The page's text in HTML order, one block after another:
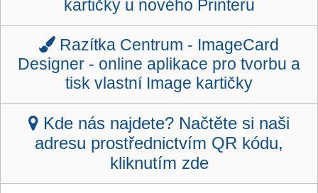
kartičky u nového Printeru
Razítka Centrum - ImageCard
Designer - online aplikace pro tvorbu a
tisk vlastní Image kartičky
Kde nás najdete? Načtěte si naši
adresu prostřednictvím QR kódu,
kliknutím zde